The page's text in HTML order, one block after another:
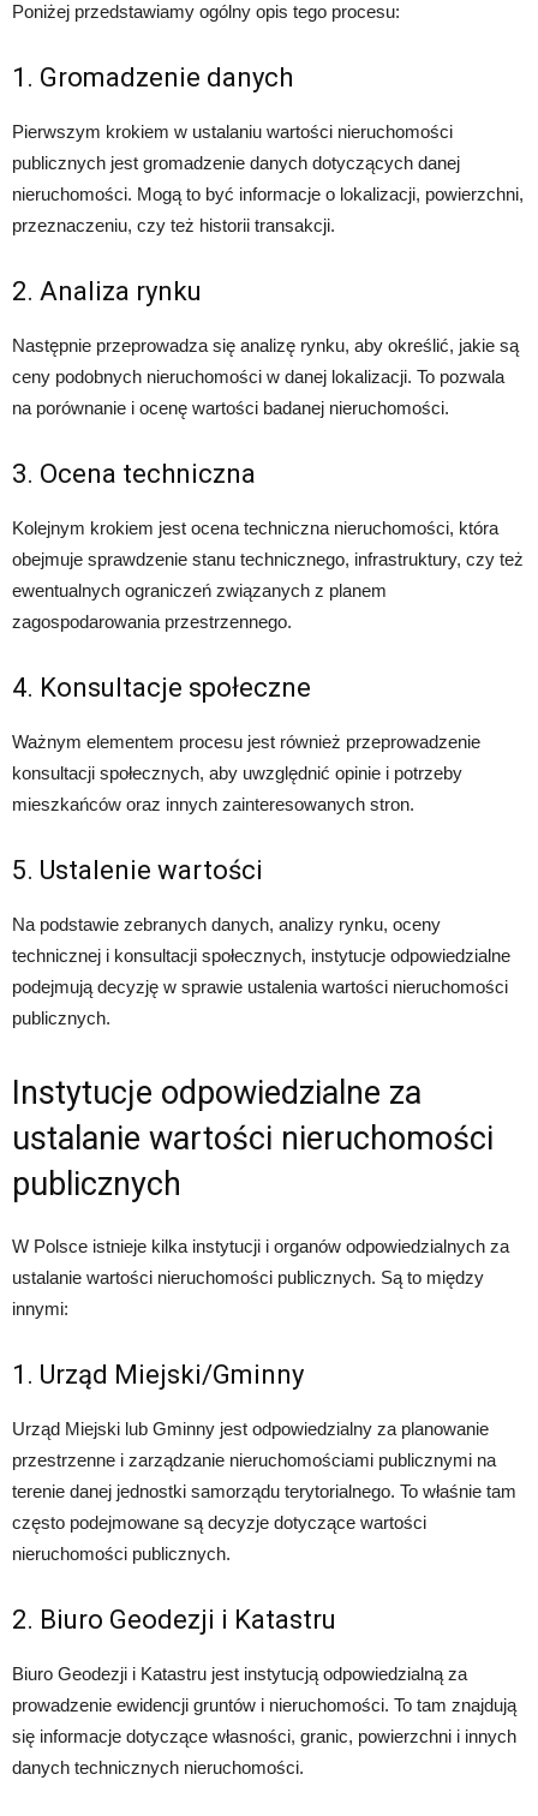
Poniżej przedstawiamy ogólny opis tego procesu:
1. Gromadzenie danych
Pierwszym krokiem w ustalaniu wartości nieruchomości
publicznych jest gromadzenie danych dotyczących danej
nieruchomości. Mogą to być informacje o lokalizacji, powierzchni,
przeznaczeniu, czy też historii transakcji.
2. Analiza rynku
Następnie przeprowadza się analizę rynku, aby określić, jakie są
ceny podobnych nieruchomości w danej lokalizacji. To pozwala
na porównanie i ocenę wartości badanej nieruchomości.
3. Ocena techniczna
Kolejnym krokiem jest ocena techniczna nieruchomości, która
obejmuje sprawdzenie stanu technicznego, infrastruktury, czy też
ewentualnych ograniczeń związanych z planem
zagospodarowania przestrzennego.
4. Konsultacje społeczne
Ważnym elementem procesu jest również przeprowadzenie
konsultacji społecznych, aby uwzględnić opinie i potrzeby
mieszkańców oraz innych zainteresowanych stron.
5. Ustalenie wartości
Na podstawie zebranych danych, analizy rynku, oceny
technicznej i konsultacji społecznych, instytucje odpowiedzialne
podejmują decyzję w sprawie ustalenia wartości nieruchomości
publicznych.
Instytucje odpowiedzialne za
ustalanie wartości nieruchomości
publicznych
W Polsce istnieje kilka instytucji i organów odpowiedzialnych za
ustalanie wartości nieruchomości publicznych. Są to między
innymi:
1. Urząd Miejski/Gminny
Urząd Miejski lub Gminny jest odpowiedzialny za planowanie
przestrzenne i zarządzanie nieruchomościami publicznymi na
terenie danej jednostki samorządu terytorialnego. To właśnie tam
często podejmowane są decyzje dotyczące wartości
nieruchomości publicznych.
2. Biuro Geodezji i Katastru
Biuro Geodezji i Katastru jest instytucją odpowiedzialną za
prowadzenie ewidencji gruntów i nieruchomości. To tam znajdują
się informacje dotyczące własności, granic, powierzchni i innych
danych technicznych nieruchomości.